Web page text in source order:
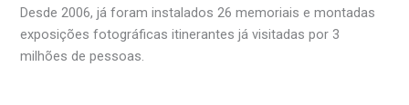
Desde 2006, já foram instalados 26 memoriais e montadas
exposições fotográficas itinerantes já visitadas por 3
milhões de pessoas.